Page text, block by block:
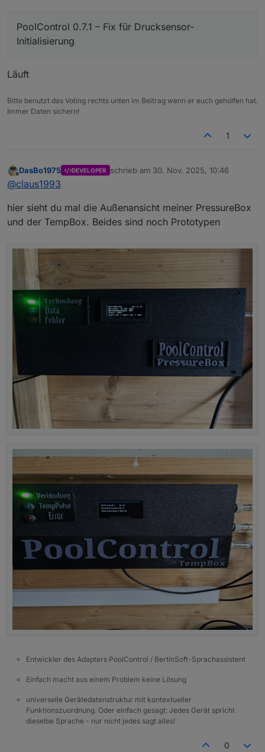
PoolControl 0.7.1 – Fix für Drucksensor-
Initialisierung
Läuft
Bitte benutzt das Voting rechts unten im Beitrag wenn er euch geholfen hat.
Immer Daten sichern!
1
Offline
DasBo1975 DEVELOPER schrieb am 30. Nov. 2025, 10:46
zuletzt editiert von
@claus1993
hier sieht du mal die Außenansicht meiner PressureBox
und der TempBox. Beides sind noch Prototypen
Entwickler des Adapters PoolControl / BertinSoft-Sprachassistent
Einfach macht aus einem Problem keine Lösung
universelle Gerätedatenstruktur mit kontextueller
Funktionszuordnung. Oder einfach gesagt: Jedes Gerät spricht
dieselbe Sprache - nur nicht jedes sagt alles!
0